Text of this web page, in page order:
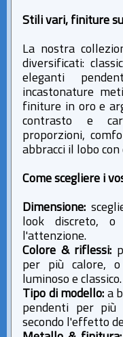
Stili vari, finiture
La nostra
diversificati:
eleganti
incastonature
finiture in oro e
contrasto e
proporzioni,
abbracci il lobo con
Come scegliere i
Dimensione:
look discreto,
l'attenzione.
Colore & riflessi:
per più calore,
luminoso e classico.
Tipo di modello: a
pendenti per più
secondo l'effetto